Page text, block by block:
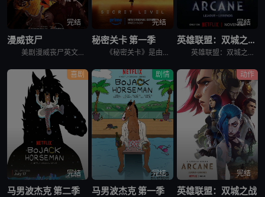
完结
漫威丧尸
美剧漫威丧尸英文名为Marvel Zombies，讲述的是：丧尸病毒漫延，血腥与混乱笼罩。 &nbsp; &nbsp; &nbsp; &nbsp; &nbsp; &nbsp; &nbsp; &nb
完结
秘密关卡 第一季
《秘密关卡》是由《爱，死亡和机器人》的创作团队精心打造的动画选集系列，其故事灵感来源于世界各地的电子游戏，时间横跨过去、现在和未来。这个突破边界，向游戏和玩家以及驱策我们深入探索、发现秘密、向着未
完结
英雄联盟：双城之战 第二季
英雄联盟：双城之战 第二季 Arcane Season 2是2024年剧情,动作,科幻,动画,奇幻,冒险剧集。黑暗梦魇，有增无减。务必认清，敌人的真面目……
喜剧
完结
马男波杰克 第二季
剧情
完结
马男波杰克 第一季
动作
完结
英雄联盟：双城之战